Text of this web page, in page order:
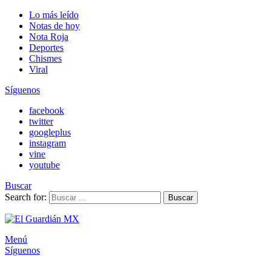
Lo más leído
Notas de hoy
Nota Roja
Deportes
Chismes
Viral
Síguenos
facebook
twitter
googleplus
instagram
vine
youtube
Buscar
Search for:
Buscar
Menú
Síguenos